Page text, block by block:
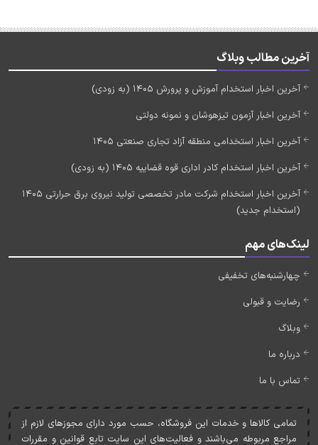
آخرین مطالب وبلاگ
آخرین اخبار استخدام آموزش و پرورش 1405 (به زودی)
آخرین اخبار آزمون تیزهوشان و نمونه دولتی
آخرین اخبار استخدامی منطقه آزاد تجاری صنعتی 1405
آخرین اخبار استخدام کادر اداری قوه قضاییه 1405 (به زودی)
آخرین اخبار استخدام شرکت مادر تخصصی تولید نیروی برق حرارتی 1405
(استخدام جدید)
لینک‌های مهم
چهارشنبه‌های تخفیفی
رضایت و قبولی
وبلاگ
درباره ما
تماس با ما
تمامی کالاها و خدمات اين فروشگاه، حسب مورد دارای مجوزهای لازم از
مراجع مربوطه می‌باشند و فعاليت‌های اين سايت تابع قوانين و مقررات